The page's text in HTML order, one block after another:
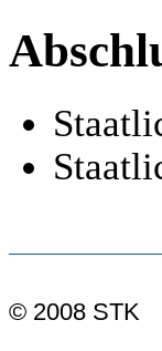
© 2008 STK